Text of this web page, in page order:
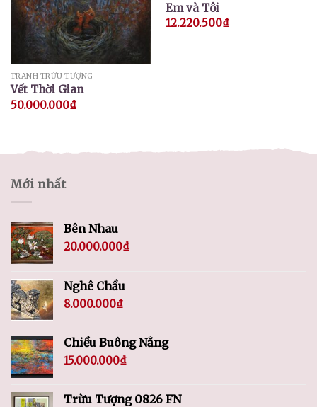
TRANH TRỪU TƯỢNG
Vết Thời Gian
50.000.000₫
Em và Tôi
12.220.500₫
Mới nhất
Bên Nhau
20.000.000₫
Nghê Chầu
8.000.000₫
Chiều Buông Nắng
15.000.000₫
Trừu Tượng 0826 FN